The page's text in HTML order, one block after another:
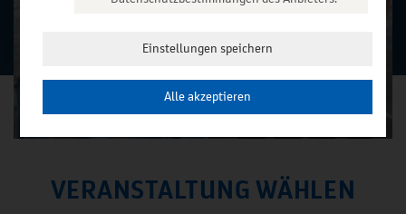
VERANSTALTUNG WÄHLEN
Einstellungen speichern
Alle akzeptieren